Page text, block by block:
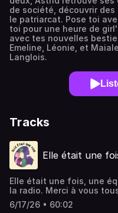
de société, découvrir
le patriarcat. Pose toi
toi pour une heure de
avec tes nouvelles
Emeline, Léonie, et
Langlois.
Tracks
Elle était une
Elle était une fois, une
la radio. Merci à vous
se voit pour la saison 2
toutes les femmes
6/17/26 • 60:02